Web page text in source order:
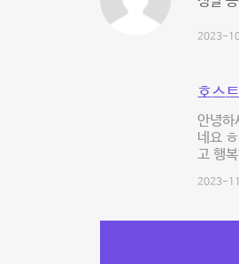
2023-
호스
안녕하
네요
고 행
2023-